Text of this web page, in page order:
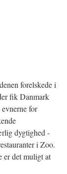
forelskede i
fik Danmark
for
dygtighed -
i Zoo.
er det muligt at